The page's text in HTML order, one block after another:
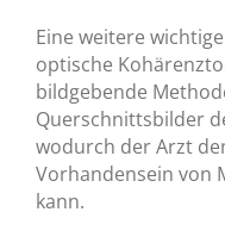
Eine weitere
optische
bildgebende
Querschnittsbilder
wodurch der Arzt
Vorhandensein von
kann.